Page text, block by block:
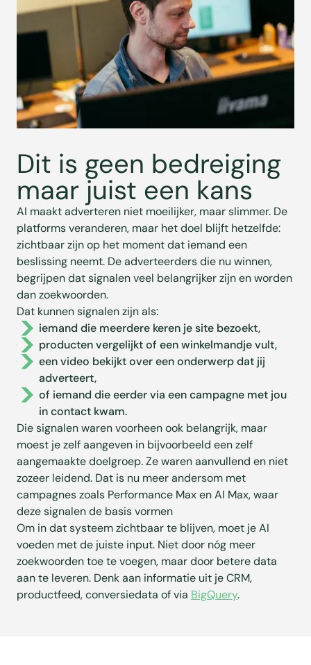
Dit is geen bedreiging
maar juist een kans
AI maakt adverteren niet moeilijker, maar slimmer. De
platforms veranderen, maar het doel blijft hetzelfde:
zichtbaar zijn op het moment dat iemand een
beslissing neemt. De adverteerders die nu winnen,
begrijpen dat signalen veel belangrijker zijn en worden
dan zoekwoorden.
Dat kunnen signalen zijn als:
iemand die meerdere keren je site bezoekt,
producten vergelijkt of een winkelmandje vult,
een video bekijkt over een onderwerp dat jij
adverteert,
of iemand die eerder via een campagne met jou
in contact kwam.
Die signalen waren voorheen ook belangrijk, maar
moest je zelf aangeven in bijvoorbeeld een zelf
aangemaakte doelgroep. Ze waren aanvullend en niet
zozeer leidend. Dat is nu meer andersom met
campagnes zoals Performance Max en AI Max, waar
deze signalen de basis vormen
Om in dat systeem zichtbaar te blijven, moet je AI
voeden met de juiste input. Niet door nóg meer
zoekwoorden toe te voegen, maar door betere data
aan te leveren. Denk aan informatie uit je CRM,
productfeed, conversiedata of via BigQuery.